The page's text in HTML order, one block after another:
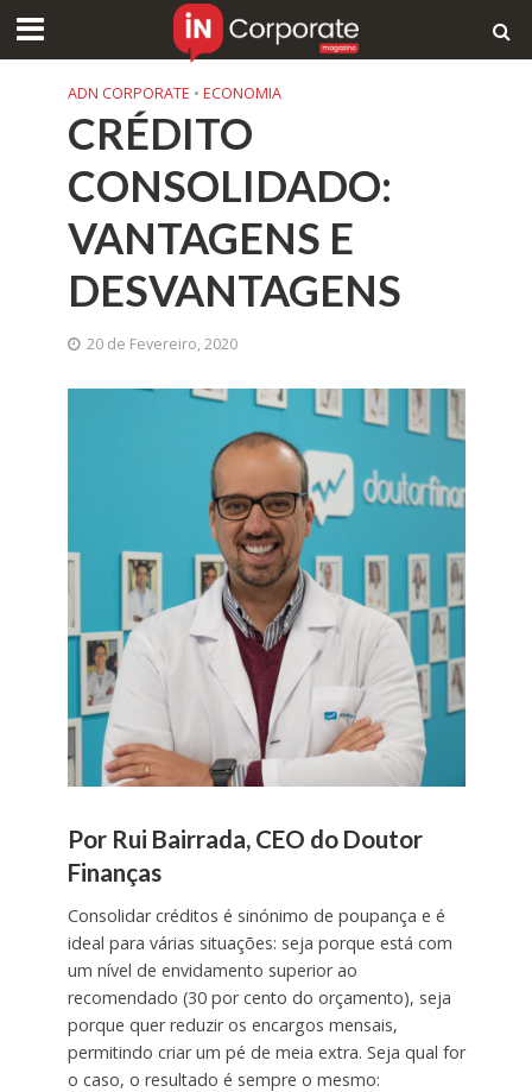
ADN CORPORATE • ECONOMIA
CRÉDITO
CONSOLIDADO:
VANTAGENS E
DESVANTAGENS
20 de Fevereiro, 2020
Por Rui Bairrada, CEO do Doutor
Finanças
Consolidar créditos é sinónimo de poupança e é
ideal para várias situações: seja porque está com
um nível de envidamento superior ao
recomendado (30 por cento do orçamento), seja
porque quer reduzir os encargos mensais,
permitindo criar um pé de meia extra. Seja qual for
o caso, o resultado é sempre o mesmo: